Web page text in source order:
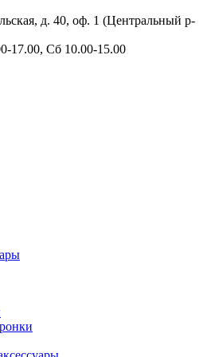
д. 40, оф. 1 (Центральный р-
17.00, Сб 10.00-15.00